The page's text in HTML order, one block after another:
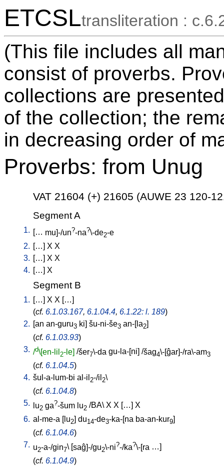
ETCSLtransliteration :
(This file includes all
consist of proverbs.
collections are
of the collection; the
in decreasing order of
Proverbs: from Unug
VAT 21604 (+) 21605 (AUWE 23 120-
Segment A
1. … mu]-/un?-na?\-de2-e
2. […] X X
3. […] X X
4. […] X
Segment B
1. […] X X […]
(cf. 6.1.03.167, 6.1.04.4, 6.1.22: l. 189)
2. [an an-guru3 ki] šu-ni-še3 an-[la2]
(cf. 6.1.03.93)
3. /d\[en-lil 2-le] /šer7\-da gu-la-[ni ] /šag4\-[ĝar]-/ra\-am3
(cf. 6.1.04.5)
4. šul-a-lum-bi al-il 2-/il 2\
(cf. 6.1.04.8)
5.
lu2 ga?-šum lu2 /BA\X X … X
6. al-me-a [lu2] du14-de3-ka-[na ba-an-kur9]
(cf. 6.1.04.6)
7. u2-a-/gin7\ [ saĝ]-/gu2\-ni?-/ka?\-[ra …
(cf. 6.1.04.9)